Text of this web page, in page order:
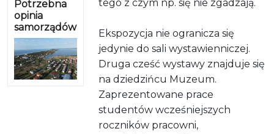
Potrzebna
opinia
samorządów
tego z czym np. się nie zgadzają.
Ekspozycja nie ogranicza się
jedynie do sali wystawienniczej.
Druga cześć wystawy znajduje się
na dziedzińcu Muzeum.
Zaprezentowane prace
studentów wcześniejszych
roczników pracowni,